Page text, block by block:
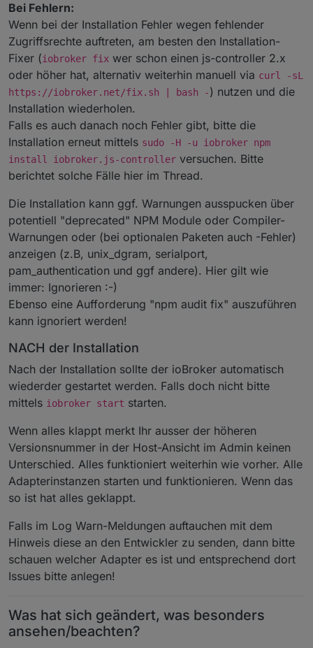
Bei Fehlern:
Wenn bei der Installation Fehler wegen fehlender
Zugriffsrechte auftreten, am besten den Installation-
Fixer (iobroker fix wer schon einen js-controller 2.x
oder höher hat, alternativ weiterhin manuell via curl -sL
https://iobroker.net/fix.sh | bash -) nutzen und die
Installation wiederholen.
Falls es auch danach noch Fehler gibt, bitte die
Installation erneut mittels sudo -H -u iobroker npm
install iobroker.js-controller versuchen. Bitte
berichtet solche Fälle hier im Thread.
Die Installation kann ggf. Warnungen ausspucken über
potentiell "deprecated" NPM Module oder Compiler-
Warnungen oder (bei optionalen Paketen auch -Fehler)
anzeigen (z.B, unix_dgram, serialport,
pam_authentication und ggf andere). Hier gilt wie
immer: Ignorieren :-)
Ebenso eine Aufforderung "npm audit fix" auszuführen
kann ignoriert werden!
NACH der Installation
Nach der Installation sollte der ioBroker automatisch
wiederder gestartet werden. Falls doch nicht bitte
mittels iobroker start starten.
Wenn alles klappt merkt Ihr ausser der höheren
Versionsnummer in der Host-Ansicht im Admin keinen
Unterschied. Alles funktioniert weiterhin wie vorher. Alle
Adapterinstanzen starten und funktionieren. Wenn das
so ist hat alles geklappt.
Falls im Log Warn-Meldungen auftauchen mit dem
Hinweis diese an den Entwickler zu senden, dann bitte
schauen welcher Adapter es ist und entsprechend dort
Issues bitte anlegen!
Was hat sich geändert, was besonders
ansehen/beachten?